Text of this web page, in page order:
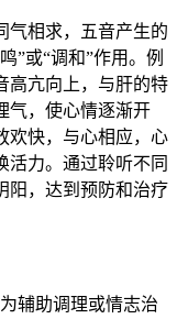
气相求，五音产生的
”或“调和”作用。例
高亢向上，与肝的特
气，使心情逐渐开
欢快，与心相应，心
活力。通过聆听不同
阳，达到预防和治疗
辅助调理或情志治